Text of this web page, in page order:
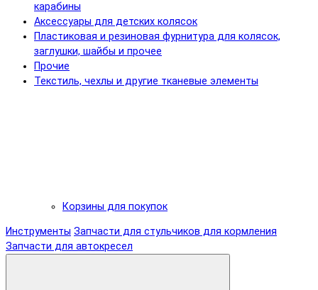
карабины
Аксессуары для детских колясок
Пластиковая и резиновая фурнитура для колясок,
заглушки, шайбы и прочее
Прочие
Текстиль, чехлы и другие тканевые элементы
Корзины для покупок
Инструменты Запчасти для стульчиков для кормления
Запчасти для автокресел